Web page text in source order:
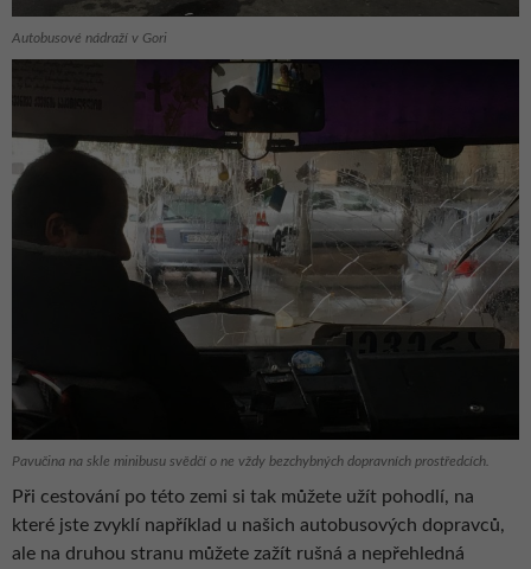
Autobusové nádraží v Gori
Pavučina na skle minibusu svědčí o ne vždy bezchybných dopravních prostředcích.
Při cestování po této zemi si tak můžete užít pohodlí, na
které jste zvyklí například u našich autobusových dopravců,
ale na druhou stranu můžete zažít rušná a nepřehledná